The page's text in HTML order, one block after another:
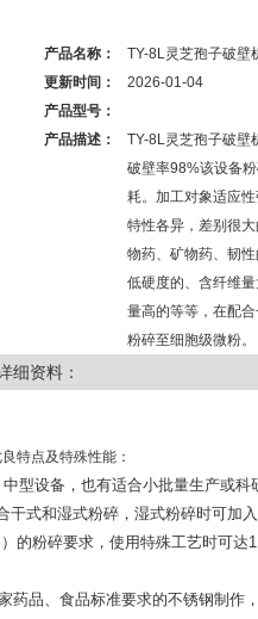
产品名称：
TY-8L灵芝孢子破壁
更新时间：
2026-01-04
产品型号：
产品描述：
TY-8L灵芝孢子破壁
破壁率98%该设备
耗。加工对象适应
特性各异，差别很
物药、矿物药、韧性
低硬度的、含纤维
量高的等等，在配
粉碎至细胞级微粉。
细资料：
特点及特殊性能：
型设备，也有适合小批量生产或科
式和湿式粉碎，湿式粉碎时可加入
的粉碎要求，使用特殊工艺时可
药品、食品标准要求的不锈钢制作